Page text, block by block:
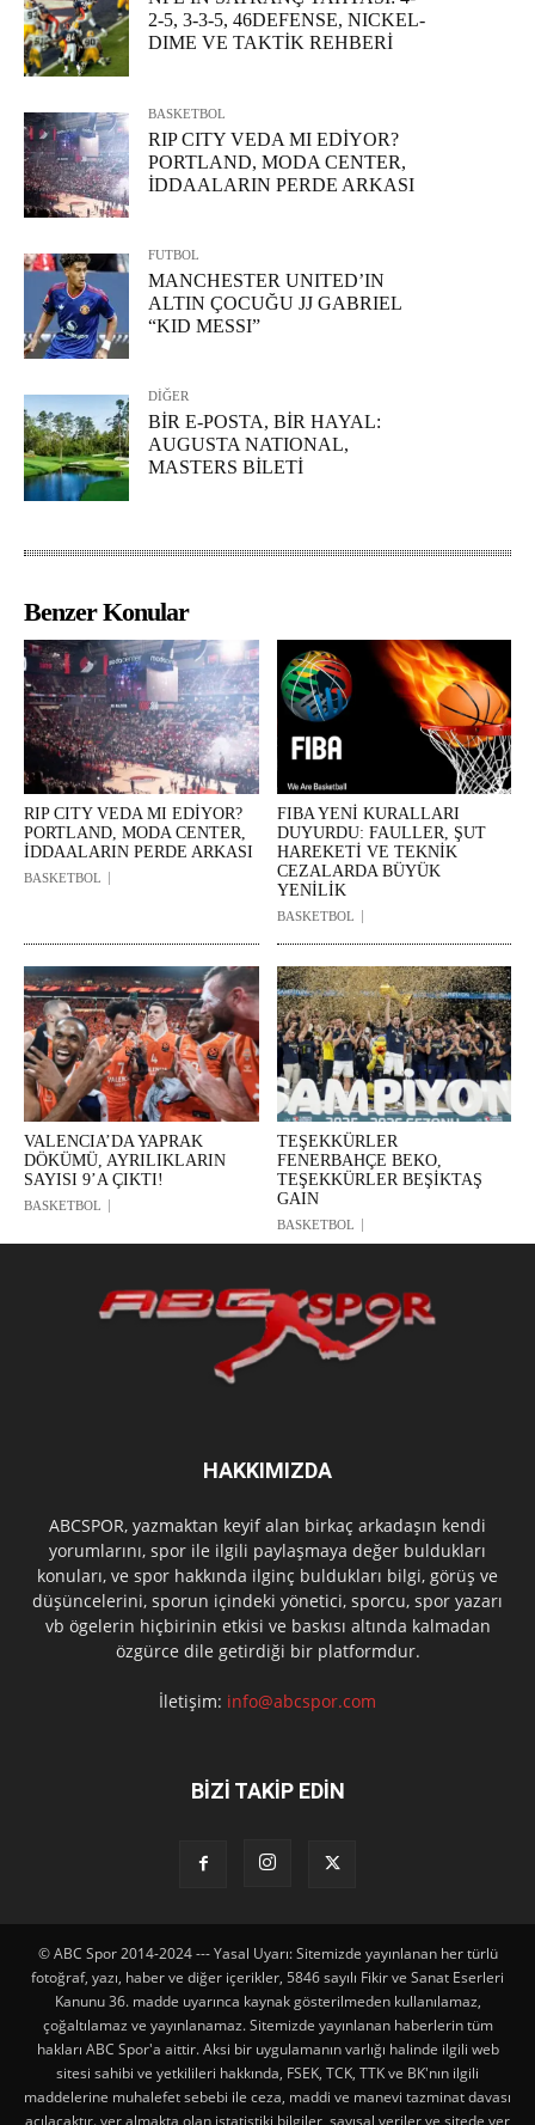
2-5, 3-3-5, 46DEFENSE, NICKEL-
DIME VE TAKTİK REHBERİ
BASKETBOL
RIP CITY VEDA MI EDİYOR?
PORTLAND, MODA CENTER,
İDDAALARIN PERDE ARKASI
FUTBOL
MANCHESTER UNITED’IN
ALTIN ÇOCUĞU JJ GABRIEL
“KID MESSI”
DİĞER
BİR E-POSTA, BİR HAYAL:
AUGUSTA NATIONAL,
MASTERS BİLETİ
Benzer Konular
RIP CITY VEDA MI EDİYOR?
PORTLAND, MODA CENTER,
İDDAALARIN PERDE ARKASI
BASKETBOL
FIBA YENİ KURALLARI
DUYURDU: FAULLER, ŞUT
HAREKETİ VE TEKNİK
CEZALARDA BÜYÜK
YENİLİK
BASKETBOL
VALENCIA’DA YAPRAK
DÖKÜMÜ, AYRILIKLARIN
SAYISI 9’A ÇIKTI!
BASKETBOL
TEŞEKKÜRLER
FENERBAHÇE BEKO,
TEŞEKKÜRLER BEŞİKTAŞ
GAIN
BASKETBOL
HAKKIMIZDA
ABCSPOR, yazmaktan keyif alan birkaç arkadaşın kendi
yorumlarını, spor ile ilgili paylaşmaya değer buldukları
konuları, ve spor hakkında ilginç buldukları bilgi, görüş ve
düşüncelerini, sporun içindeki yönetici, sporcu, spor yazarı
vb ögelerin hiçbirinin etkisi ve baskısı altında kalmadan
özgürce dile getirdiği bir platformdur.
İletişim: info@abcspor.com
BİZİ TAKİP EDİN
© ABC Spor 2014-2024 --- Yasal Uyarı: Sitemizde yayınlanan her türlü
fotoğraf, yazı, haber ve diğer içerikler, 5846 sayılı Fikir ve Sanat Eserleri
Kanunu 36. madde uyarınca kaynak gösterilmeden kullanılamaz,
çoğaltılamaz ve yayınlanamaz. Sitemizde yayınlanan haberlerin tüm
hakları ABC Spor'a aittir. Aksi bir uygulamanın varlığı halinde ilgili web
sitesi sahibi ve yetkilileri hakkında, FSEK, TCK, TTK ve BK'nın ilgili
maddelerine muhalefet sebebi ile ceza, maddi ve manevi tazminat davası
açılacaktır. yer almakta olan istatistiki bilgiler, sayısal veriler ve sitede yer